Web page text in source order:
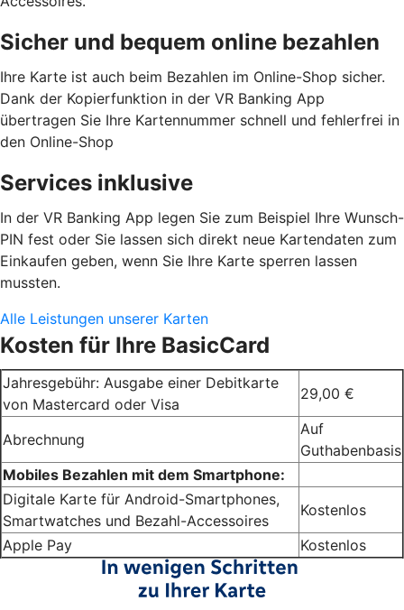
Sicher und bequem online bezahlen
Ihre Karte ist auch beim Bezahlen im Online-Shop sicher.
Dank der Kopierfunktion in der VR Banking App
übertragen Sie Ihre Kartennummer schnell und fehlerfrei in
den Online-Shop
Services inklusive
In der VR Banking App legen Sie zum Beispiel Ihre Wunsch-
PIN fest oder Sie lassen sich direkt neue Kartendaten zum
Einkaufen geben, wenn Sie Ihre Karte sperren lassen
mussten.
Alle Leistungen unserer Karten
Kosten für Ihre BasicCard
Jahresgebühr: Ausgabe einer Debitkarte
von Mastercard oder Visa
29,00 €
Abrechnung
Auf
Guthabenbasis
Mobiles Bezahlen mit dem Smartphone:
Digitale Karte für Android-Smartphones,
Smartwatches und Bezahl-Accessoires
Kostenlos
Apple Pay
Kostenlos